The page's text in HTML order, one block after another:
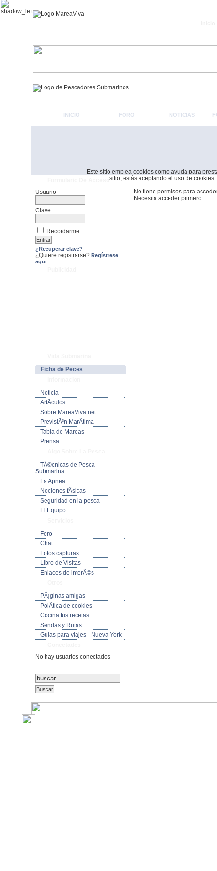
Este sitio emplea cookies como ayuda para
sitio, estás aceptando el uso de cookies.
INICIO FORO NOTICIAS
Usuario
Clave
Recordarme
¿Recuperar clave?
¿Quiere registrarse? Regístrese
aquí
Ficha de Peces
Noticia
ArtÃ­culos
Sobre MareaViva.net
PrevisiÃ³n MarÃ­tima
Tabla de Mareas
Prensa
TÃ©cnicas de Pesca
Submarina
La Apnea
Nociones fÃ­sicas
Seguridad en la pesca
El Equipo
Foro
Chat
Fotos capturas
Libro de Visitas
Enlaces de interÃ©s
PÃ¡ginas amigas
PolÃ­tica de cookies
Cocina tus recetas
Sendas y Rutas
Guias para viajes - Nueva York
No hay usuarios conectados
No tiene permisos para
Necesita acceder primero.